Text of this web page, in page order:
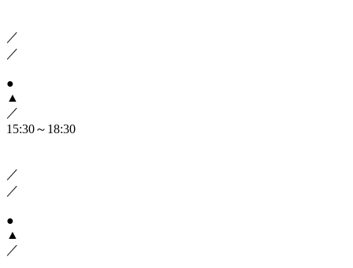
／
／
●
▲
／
15:30～18:30
／
／
●
▲
／